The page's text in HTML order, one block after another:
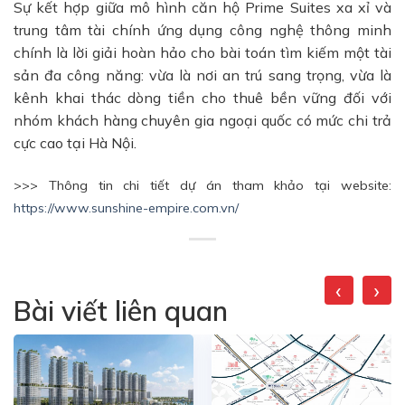
Sự kết hợp giữa mô hình căn hộ Prime Suites xa xỉ và
trung tâm tài chính ứng dụng công nghệ thông minh
chính là lời giải hoàn hảo cho bài toán tìm kiếm một tài
sản đa công năng: vừa là nơi an trú sang trọng, vừa là
kênh khai thác dòng tiền cho thuê bền vững đối với
nhóm khách hàng chuyên gia ngoại quốc có mức chi trả
cực cao tại Hà Nội.
>>> Thông tin chi tiết dự án tham khảo tại website:
https://www.sunshine-empire.com.vn/
Bài viết liên quan
‹ ›